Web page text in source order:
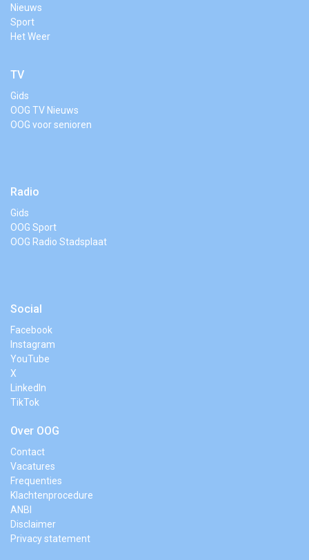
Nieuws
Sport
Het Weer
TV
Gids
OOG TV Nieuws
OOG voor senioren
Radio
Gids
OOG Sport
OOG Radio Stadsplaat
Social
Facebook
Instagram
YouTube
X
LinkedIn
TikTok
Over OOG
Contact
Vacatures
Frequenties
Klachtenprocedure
ANBI
Disclaimer
Privacy statement